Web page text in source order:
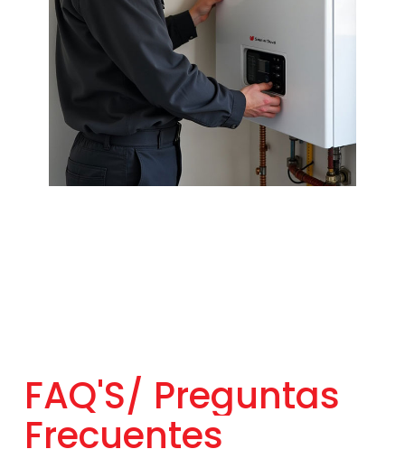
FAQ'S/ Preguntas
Frecuentes